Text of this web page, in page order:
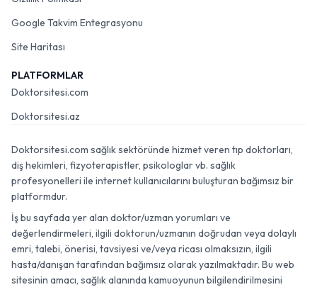
Google Takvim Entegrasyonu
Site Haritası
PLATFORMLAR
Doktorsitesi.com
Doktorsitesi.az
Doktorsitesi.com sağlık sektöründe hizmet veren tıp doktorları,
diş hekimleri, fizyoterapistler, psikologlar vb. sağlık
profesyonelleri ile internet kullanıcılarını buluşturan bağımsız bir
platformdur.
İş bu sayfada yer alan doktor/uzman yorumları ve
değerlendirmeleri, ilgili doktorun/uzmanın doğrudan veya dolaylı
emri, talebi, önerisi, tavsiyesi ve/veya ricası olmaksızın, ilgili
hasta/danışan tarafından bağımsız olarak yazılmaktadır. Bu web
sitesinin amacı, sağlık alanında kamuoyunun bilgilendirilmesini